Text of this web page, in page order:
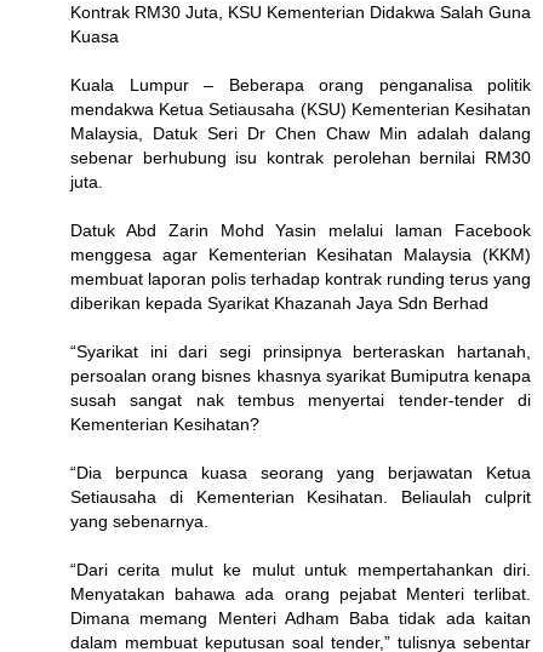
Kontrak RM30 Juta, KSU Kementerian Didakwa Salah Guna
Kuasa
Kuala Lumpur – Beberapa orang penganalisa politik
mendakwa Ketua Setiausaha (KSU) Kementerian Kesihatan
Malaysia, Datuk Seri Dr Chen Chaw Min adalah dalang
sebenar berhubung isu kontrak perolehan bernilai RM30
juta.
Datuk Abd Zarin Mohd Yasin melalui laman Facebook
menggesa agar Kementerian Kesihatan Malaysia (KKM)
membuat laporan polis terhadap kontrak runding terus yang
diberikan kepada Syarikat Khazanah Jaya Sdn Berhad
“Syarikat ini dari segi prinsipnya berteraskan hartanah,
persoalan orang bisnes khasnya syarikat Bumiputra kenapa
susah sangat nak tembus menyertai tender-tender di
Kementerian Kesihatan?
“Dia berpunca kuasa seorang yang berjawatan Ketua
Setiausaha di Kementerian Kesihatan. Beliaulah culprit
yang sebenarnya.
“Dari cerita mulut ke mulut untuk mempertahankan diri.
Menyatakan bahawa ada orang pejabat Menteri terlibat.
Dimana memang Menteri Adham Baba tidak ada kaitan
dalam membuat keputusan soal tender,” tulisnya sebentar